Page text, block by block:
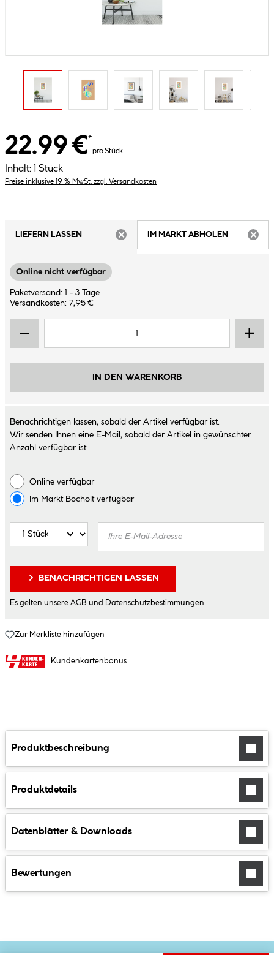
22.99 €*
pro Stück
Inhalt: 1 Stück
Preise inklusive 19 % MwSt. zzgl. Versandkosten
LIEFERN LASSEN
IM MARKT ABHOLEN
Online nicht verfügbar
Paketversand: 1 - 3 Tage
Versandkosten: 7,95 €
IN DEN WARENKORB
Benachrichtigen lassen, sobald der Artikel verfügbar ist.
Wir senden Ihnen eine E-Mail, sobald der Artikel in gewünschter
Anzahl verfügbar ist.
Online verfügbar
Im Markt Bocholtverfügbar
BENACHRICHTIGEN LASSEN
Es gelten unsere AGB und Datenschutzbestimmungen
Zur Merkliste hinzufügen
Kundenkartenbonus
Produktbeschreibung
Produktdetails
Datenblätter & Downloads
Bewertungen